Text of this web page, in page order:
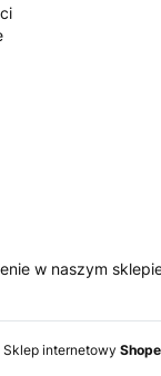
w naszym
Sklep internetowy0. Zobacz